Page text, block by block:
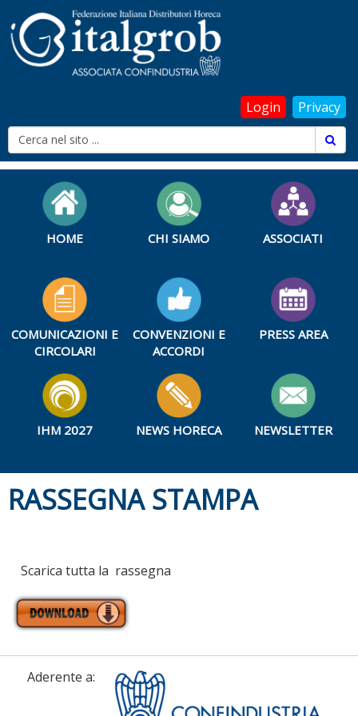
Login Privacy
HOME CHI SIAMO ASSOCIATI
COMUNICAZIONI E
CIRCOLARI
CONVENZIONI E
ACCORDI
PRESS AREA
IHM 2027 NEWS HORECA NEWSLETTER
RASSEGNA STAMPA
Scarica tutta la rassegna
Aderente a: